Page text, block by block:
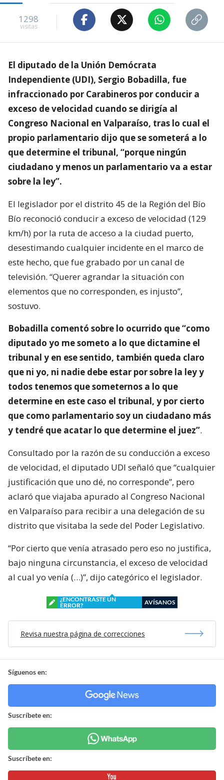
1298
visitas
El diputado de la Unión Demócrata
Independiente (UDI), Sergio Bobadilla, fue
infraccionado por Carabineros por conducir a
exceso de velocidad cuando se dirigía al
Congreso Nacional en Valparaíso, tras lo cual el
propio parlamentario dijo que se someterá a lo
que determine el tribunal, “porque ningún
ciudadano y menos un parlamentario va a estar
sobre la ley”.
El legislador por el distrito 45 de la Región del Bío
Bío reconoció conducir a exceso de velocidad (129
km/h) por la ruta de acceso a la ciudad puerto,
desestimando cualquier incidente en el marco de
este hecho, que fue grabado por un canal de
televisión. “Querer agrandar la situación con
elementos que no corresponden, es injusto”,
sostuvo.
Bobadilla comentó sobre lo ocurrido que “como
diputado yo me someto a lo que dictamine el
tribunal y en ese sentido, también queda claro
que ni yo, ni nadie debe estar por sobre la ley y
todos tenemos que someternos a lo que
determine en este caso el tribunal, y por cierto
que como parlamentario soy un ciudadano más
y tendré que acatar lo que determine el juez”.
Consultado por la razón de su conducción a exceso
de velocidad, el diputado UDI señaló que “cualquier
justificación que uno dé, no corresponde”, pero
aclaró que viajaba apurado al Congreso Nacional
en Valparaíso para recibir a una delegación de su
distrito que visitaba la sede del Poder Legislativo.
“Por cierto que venía atrasado pero eso no justifica,
bajo ninguna circunstancia, el exceso de velocidad
al cual yo venía (…)”, dijo categórico el legislador.
¿ENCONTRASTE UN
ERROR?
AVÍSANOS
Revisa nuestra página de correcciones
Síguenos en:
Suscríbete en:
Suscríbete en: